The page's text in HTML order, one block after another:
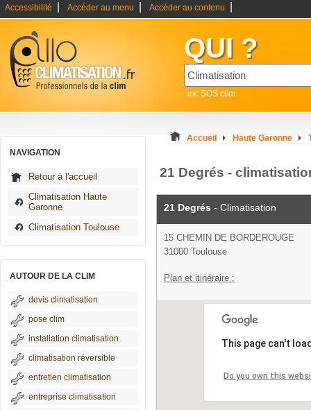
Accessibilité Accéder au menu Accéder au contenu
QUI ?
ex: SOS clim
NAVIGATION
Retour à l'accueil
Climatisation Haute
Garonne
Climatisation Toulouse
AUTOUR DE LA CLIM
devis climatisation
pose clim
installation climatisation
climatisation réversible
entretien climatisation
entreprise climatisation
Accueil Haute Garonne
21 Degrés -
21 Degrés - Climatisation
15 CHEMIN DE BORDEROUGE
31000 Toulouse
Plan et itinéraire :
This page can't
Do you own this